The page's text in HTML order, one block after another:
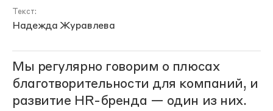
Текст:
Надежда Журавлева
Мы регулярно говорим о плюсах
благотворительности для компаний, и
развитие HR-бренда — один из них.